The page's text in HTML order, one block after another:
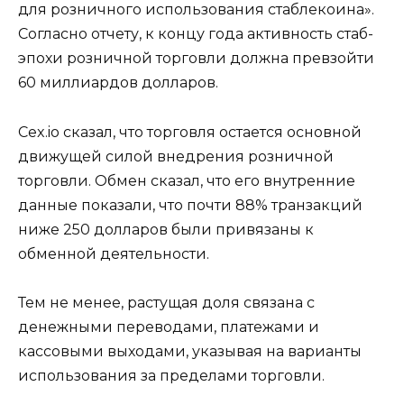
для розничного использования стаблекоина».
Согласно отчету, к концу года активность стаб-
эпохи розничной торговли должна превзойти
60 миллиардов долларов.
Cex.io сказал, что торговля остается основной
движущей силой внедрения розничной
торговли. Обмен сказал, что его внутренние
данные показали, что почти 88% транзакций
ниже 250 долларов были привязаны к
обменной деятельности.
Тем не менее, растущая доля связана с
денежными переводами, платежами и
кассовыми выходами, указывая на варианты
использования за пределами торговли.